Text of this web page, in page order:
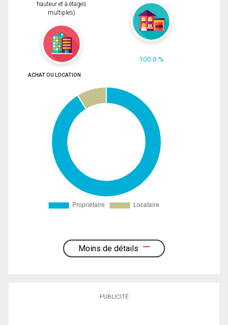
hauteur et à étages
multiples)
100.0 %
ACHAT OU LOCATION
Moins de détails
PUBLICITÉ